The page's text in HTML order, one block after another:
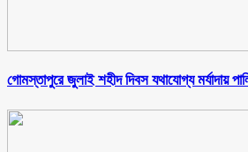
গোমস্তাপুরে জুলাই শহীদ দিবস যথাযোগ্য মর্যাদায়